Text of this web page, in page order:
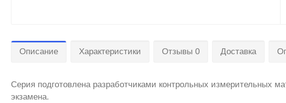
Описание Характеристики Отзывы 0 Доставка
Серия подготовлена разработчиками контрольных измерительных
экзамена.